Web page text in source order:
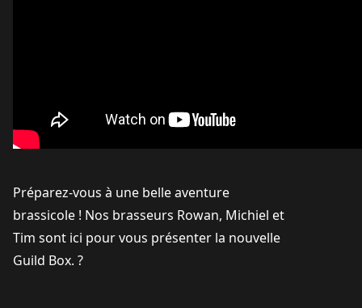
Préparez-vous à une belle aventure
brassicole ! Nos brasseurs Rowan, Michiel et
Tim sont ici pour vous présenter la nouvelle
Guild Box. ?